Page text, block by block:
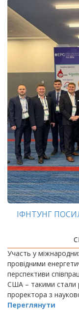
ІФНТУНГ
Участь у
провідними
перспективи
США – такими стали
проректора з
Переглянути